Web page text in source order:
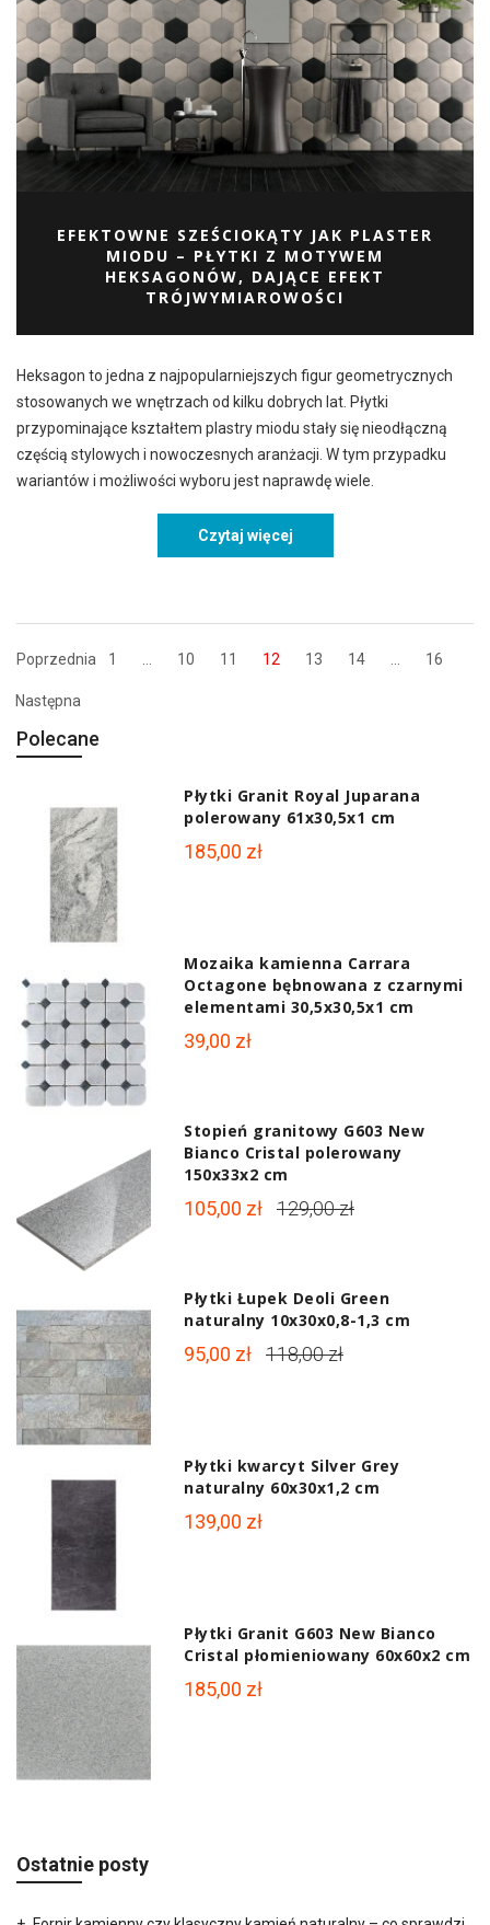
EFEKTOWNE SZEŚCIOKĄTY JAK PLASTER
MIODU – PŁYTKI Z MOTYWEM
HEKSAGONÓW, DAJĄCE EFEKT
TRÓJWYMIAROWOŚCI
Heksagon to jedna z najpopularniejszych figur geometrycznych
stosowanych we wnętrzach od kilku dobrych lat. Płytki
przypominające kształtem plastry miodu stały się nieodłączną
częścią stylowych i nowoczesnych aranżacji. W tym przypadku
wariantów i możliwości wyboru jest naprawdę wiele.
Czytaj więcej
Poprzednia 1 10 11 12 13 14 16
Następna
Polecane
Płytki Granit Royal Juparana
polerowany 61x30,5x1 cm
185,00 zł
Mozaika kamienna Carrara
Octagone bębnowana z czarnymi
elementami 30,5x30,5x1 cm
39,00 zł
Stopień granitowy G603 New
Bianco Cristal polerowany
150x33x2 cm
105,00 zł 129,00 zł
Płytki Łupek Deoli Green
naturalny 10x30x0,8-1,3 cm
95,00 zł 118,00 zł
Płytki kwarcyt Silver Grey
naturalny 60x30x1,2 cm
139,00 zł
Płytki Granit G603 New Bianco
Cristal płomieniowany 60x60x2 cm
185,00 zł
Ostatnie posty